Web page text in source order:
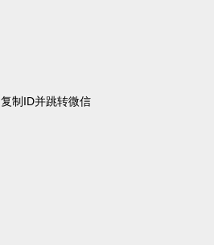
复制ID并跳转微信